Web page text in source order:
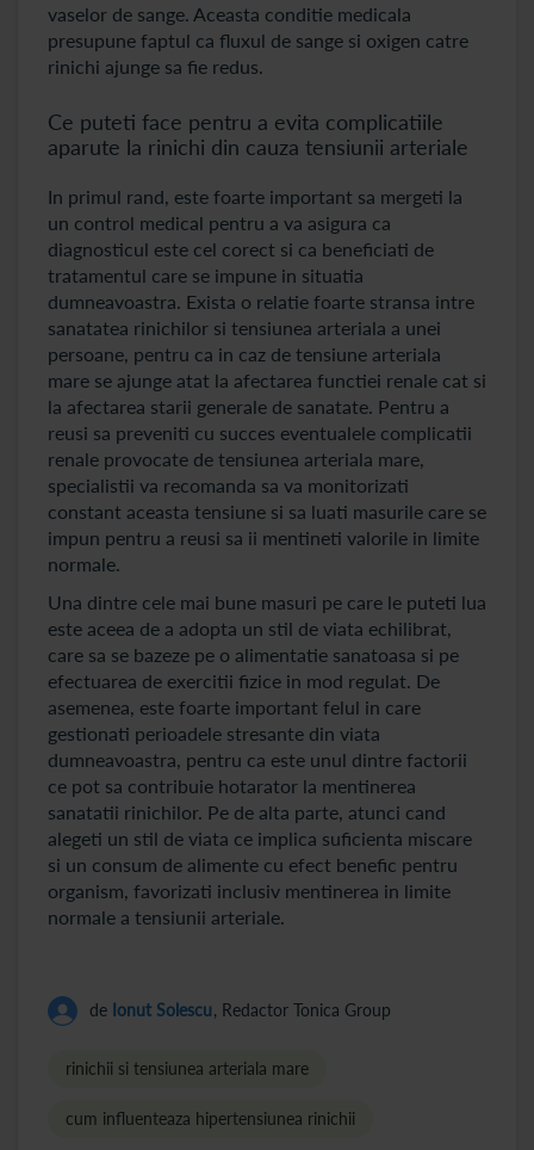
vaselor de sange. Aceasta conditie medicala
presupune faptul ca fluxul de sange si oxigen catre
rinichi ajunge sa fie redus.
Ce puteti face pentru a evita complicatiile
aparute la rinichi din cauza tensiunii arteriale
In primul rand, este foarte important sa mergeti la
un control medical pentru a va asigura ca
diagnosticul este cel corect si ca beneficiati de
tratamentul care se impune in situatia
dumneavoastra. Exista o relatie foarte stransa intre
sanatatea rinichilor si tensiunea arteriala a unei
persoane, pentru ca in caz de tensiune arteriala
mare se ajunge atat la afectarea functiei renale cat si
la afectarea starii generale de sanatate. Pentru a
reusi sa preveniti cu succes eventualele complicatii
renale provocate de tensiunea arteriala mare,
specialistii va recomanda sa va monitorizati
constant aceasta tensiune si sa luati masurile care se
impun pentru a reusi sa ii mentineti valorile in limite
normale.
Una dintre cele mai bune masuri pe care le puteti lua
este aceea de a adopta un stil de viata echilibrat,
care sa se bazeze pe o alimentatie sanatoasa si pe
efectuarea de exercitii fizice in mod regulat. De
asemenea, este foarte important felul in care
gestionati perioadele stresante din viata
dumneavoastra, pentru ca este unul dintre factorii
ce pot sa contribuie hotarator la mentinerea
sanatatii rinichilor. Pe de alta parte, atunci cand
alegeti un stil de viata ce implica suficienta miscare
si un consum de alimente cu efect benefic pentru
organism, favorizati inclusiv mentinerea in limite
normale a tensiunii arteriale.
de Ionut Solescu, Redactor Tonica Group
rinichii si tensiunea arteriala mare
cum influenteaza hipertensiunea rinichii